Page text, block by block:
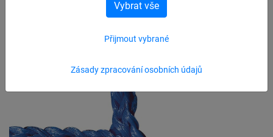
Zásady zpracování osobních údajů
Přijmout vybrané
Vybrat vše